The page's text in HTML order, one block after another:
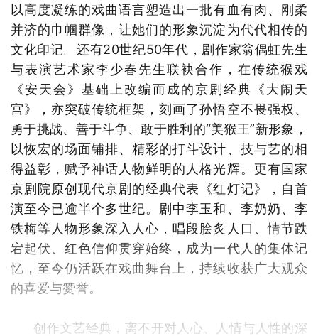
以高度凝练的戏曲语言塑造出一批有血有肉、刚柔
并济的巾帼群像，让她们的形象沉淀为代代相传的
文化印记。还有20世纪50年代，剧作家翁偶虹先生
与表演艺术家李少春先生联袂合作，在传统猴戏
《安天会》基础上改编而成的京剧经典《大闹天
宫》，亦突破传统框架，刻画了孙悟空不畏强权、
勇于挑战、善于斗争、敢于胜利的“美猴王”新形象，
以恢宏的场面铺排、精彩的打斗设计、技与艺的相
得益彰，赋予神话人物鲜明的人格光辉。更有国家
京剧院原创现代京剧的经典代表《红灯记》，自首
演至今已逾半个多世纪。剧中李玉和、李奶奶、李
铁梅等人物形象深入人心，唱段脍炙人口、情节跌
宕起伏、红色信仰贯穿始终，成为一代人的集体记
忆，至今仍活跃在戏曲舞台上，持续收获广大观众
的喜爱与赞誉。
创作文艺经典，离不开对人心、人情与人性的深